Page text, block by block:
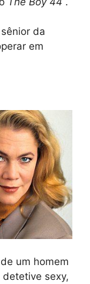
da
em
um homem
detetive sexy,